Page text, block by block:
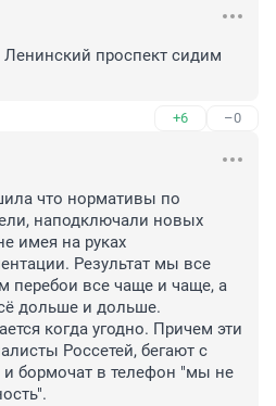
проспект сидим
+6 –0
что нормативы по
наподключали новых
имея на руках
Результат мы все
все чаще и чаще, а
дольше и дольше.
когда угодно. Причем эти
Россетей, бегают с
бормочат в телефон "мы не